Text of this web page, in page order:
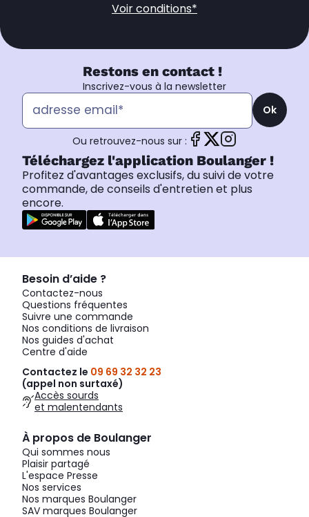
Voir conditions*
Restons en contact !
Inscrivez-vous à la newsletter
Ok
Ou retrouvez-nous sur :
Téléchargez l'application Boulanger !
Profitez d'avantages exclusifs, du suivi de votre
commande, de conseils d'entretien et plus
encore.
Besoin d’aide ?
Contactez-nous
Questions fréquentes
Suivre une commande
Nos conditions de livraison
Nos guides d'achat
Centre d'aide
Contactez le 09 69 32 32 23
(appel non surtaxé)
Accès sourds
et malentendants
À propos de Boulanger
Qui sommes nous
Plaisir partagé
L'espace Presse
Nos services
Nos marques Boulanger
SAV marques Boulanger